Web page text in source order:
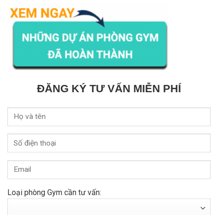
ĐĂNG KÝ TƯ VẤN MIỄN PHÍ
Loại phòng Gym cần tư vấn: